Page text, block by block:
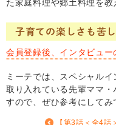
た家庭料理や郷土料理を教
子育ての楽しさも苦
会員登録後、インタビュー
ミーテでは、スペシャル
取り入れている先輩ママ
すので、ぜひ参考にしてみ
【第3話＜全4話